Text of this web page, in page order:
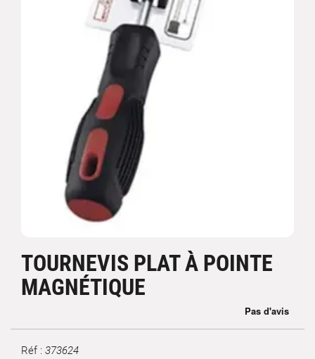
TOURNEVIS PLAT À POINTE
MAGNÉTIQUE
Réf : 373624